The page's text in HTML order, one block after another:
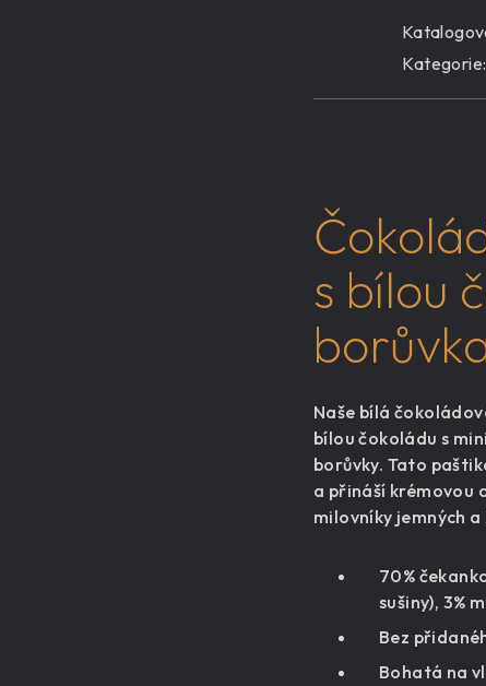
Kategorie:
s bílou
Naše bílá
bílou čokoládu s
borůvky. Tato
a přináší krémovou
milovníky jemných
70%
sušiny), 3%
Bez
Bohatá na